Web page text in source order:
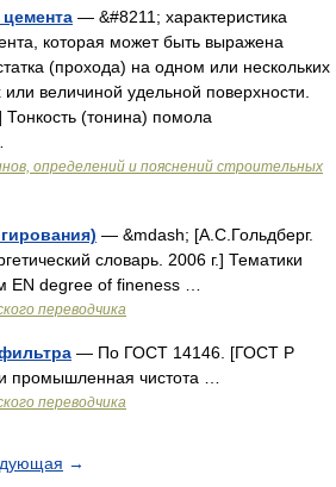
— &#8211; характеристика
которая может быть выражена
(прохода) на одном или нескольких
или величиной удельной поверхности.
(тонина) помола
определений и пояснений строительных
— &mdash; [А.С.Гольдберг.
словарь. 2006 г.] Тематики
EN degree of fineness …
переводчика
— По ГОСТ 14146. [ГОСТ Р
промышленная чистота …
переводчика
→